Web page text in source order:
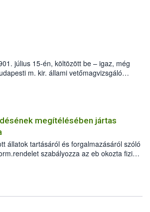
július 15-én, költözött be – igaz, még
m. kir. állami vetőmagvizsgáló
utca 15. szám alatti, Czigler Győző által
megítélésében jártas
állatok tartásáról és forgalmazásáról szóló
szabályozza az eb okozta fizikai
veszélye keletkezésekor felmerülő
valamint a veszélyes eb tartását és annak